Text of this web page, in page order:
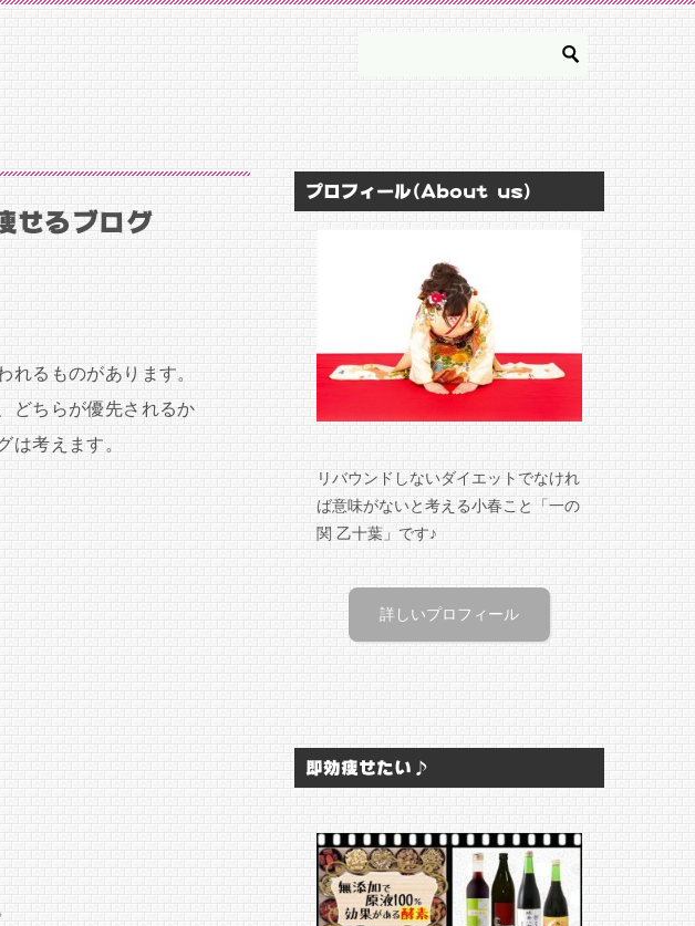
せるブログ
れるものがあります。
どちらが優先されるか
は考えます。
プロフィール(About us)
リバウンドしないダイエットでなけれ
ば意味がないと考える小春こと「一の
関 乙十葉」です♪
詳しいプロフィール
即効痩せたい♪